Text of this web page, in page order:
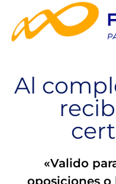
Al
«Valido
oposiciones o